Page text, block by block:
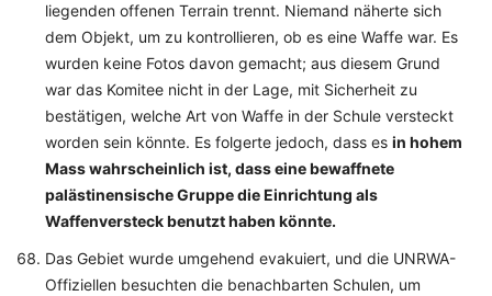
liegenden offenen Terrain trennt. Niemand näherte sich
dem Objekt, um zu kontrollieren, ob es eine Waffe war. Es
wurden keine Fotos davon gemacht; aus diesem Grund
war das Komitee nicht in der Lage, mit Sicherheit zu
bestätigen, welche Art von Waffe in der Schule versteckt
worden sein könnte. Es folgerte jedoch, dass es in hohem
Mass wahrscheinlich ist, dass eine bewaffnete
palästinensische Gruppe die Einrichtung als
Waffenversteck benutzt haben könnte.
Das Gebiet wurde umgehend evakuiert, und die UNRWA-
Offiziellen besuchten die benachbarten Schulen, um